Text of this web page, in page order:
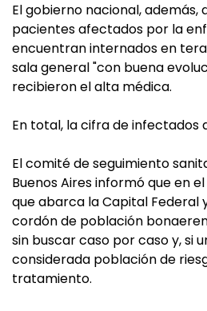
El gobierno nacional, además,
pacientes afectados por la
encuentran internados en
sala general "con buena
recibieron el alta médica.
En total, la cifra de infectados
El comité de seguimiento
Buenos Aires informó que en
que abarca la Capital Federal
cordón de población
sin buscar caso por caso y, si
considerada población de
tratamiento.